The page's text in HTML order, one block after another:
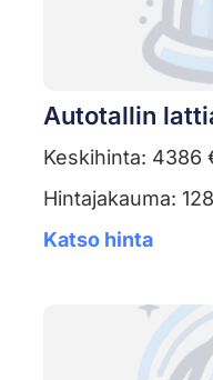
Autotallin
Keskihinta: 4386
Hintajakauma:
Katso hinta